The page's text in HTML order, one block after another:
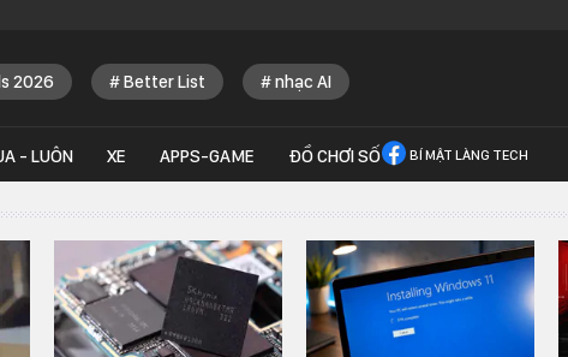
2026 Better List nhạc AI
- LUÔN XE APPS-GAME ĐỒ CHƠI SỐ BÍ MẬT LÀNG TECH